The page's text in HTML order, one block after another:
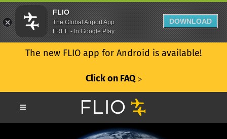
The new FLIO app for Android is available!
Click on FAQ ᐳ
FLIO
The Global Airport App
FREE - In Google Play
DOWNLOAD